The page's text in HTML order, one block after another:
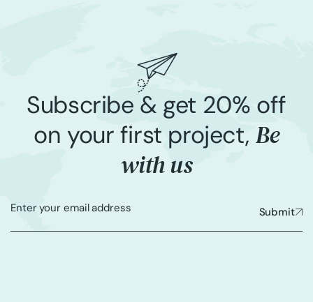
Subscribe & get 20% off
on your first project, Be
with us
Submit